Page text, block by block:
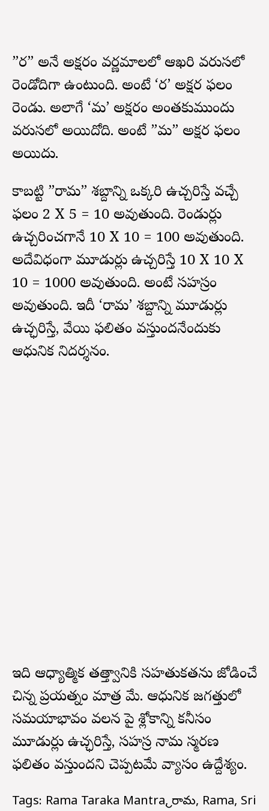
”ర” అనే అక్షరం వర్ణమాలలో ఆఖరి వరుసలో
రెండోదిగా ఉంటుంది. అంటే ‘ర’ అక్షర ఫలం
రెండు. అలాగే ‘మ’ అక్షరం అంతకుముందు
వరుసలో అయిదోది. అంటే ”మ” అక్షర ఫలం
అయిదు.
కాబట్టి ”రామ” శబ్దాన్ని ఒక్కసారి ఉచ్చరిస్తే వచ్చే
ఫలం 2 X 5 = 10 అవుతుంది. రెండుసార్లు
ఉచ్చరించగానే 10 X 10 = 100 అవుతుంది.
అదేవిధంగా మూడుసార్లు ఉచ్చరిస్తే 10 X 10 X
10 = 1000 అవుతుంది. అంటే సహస్రం
అవుతుంది. ఇదీ ‘రామ’ శబ్దాన్ని మూడుసార్లు
ఉచ్ఛరిస్తే, వేయి ఫలితం వస్తుందనేందుకు
ఆధునిక నిదర్శనం.
ఇది ఆధ్యాత్మిక తత్త్వానికి సహతుకతను జోడించే
చిన్న ప్రయత్నం మాత్ర మే. ఆధునిక జగత్తులో
సమయాభావం వలన పై శ్లోకాన్ని కనీసం
మూడుసార్లు ఉచ్ఛరిస్తే, సహస్ర నామ స్మరణ
ఫలితం వస్తుందని చెప్పటమే వ్యాసం ఉద్దేశ్యం.
Tags: Rama Taraka Mantra, శ్రీరామ, Rama, Sri